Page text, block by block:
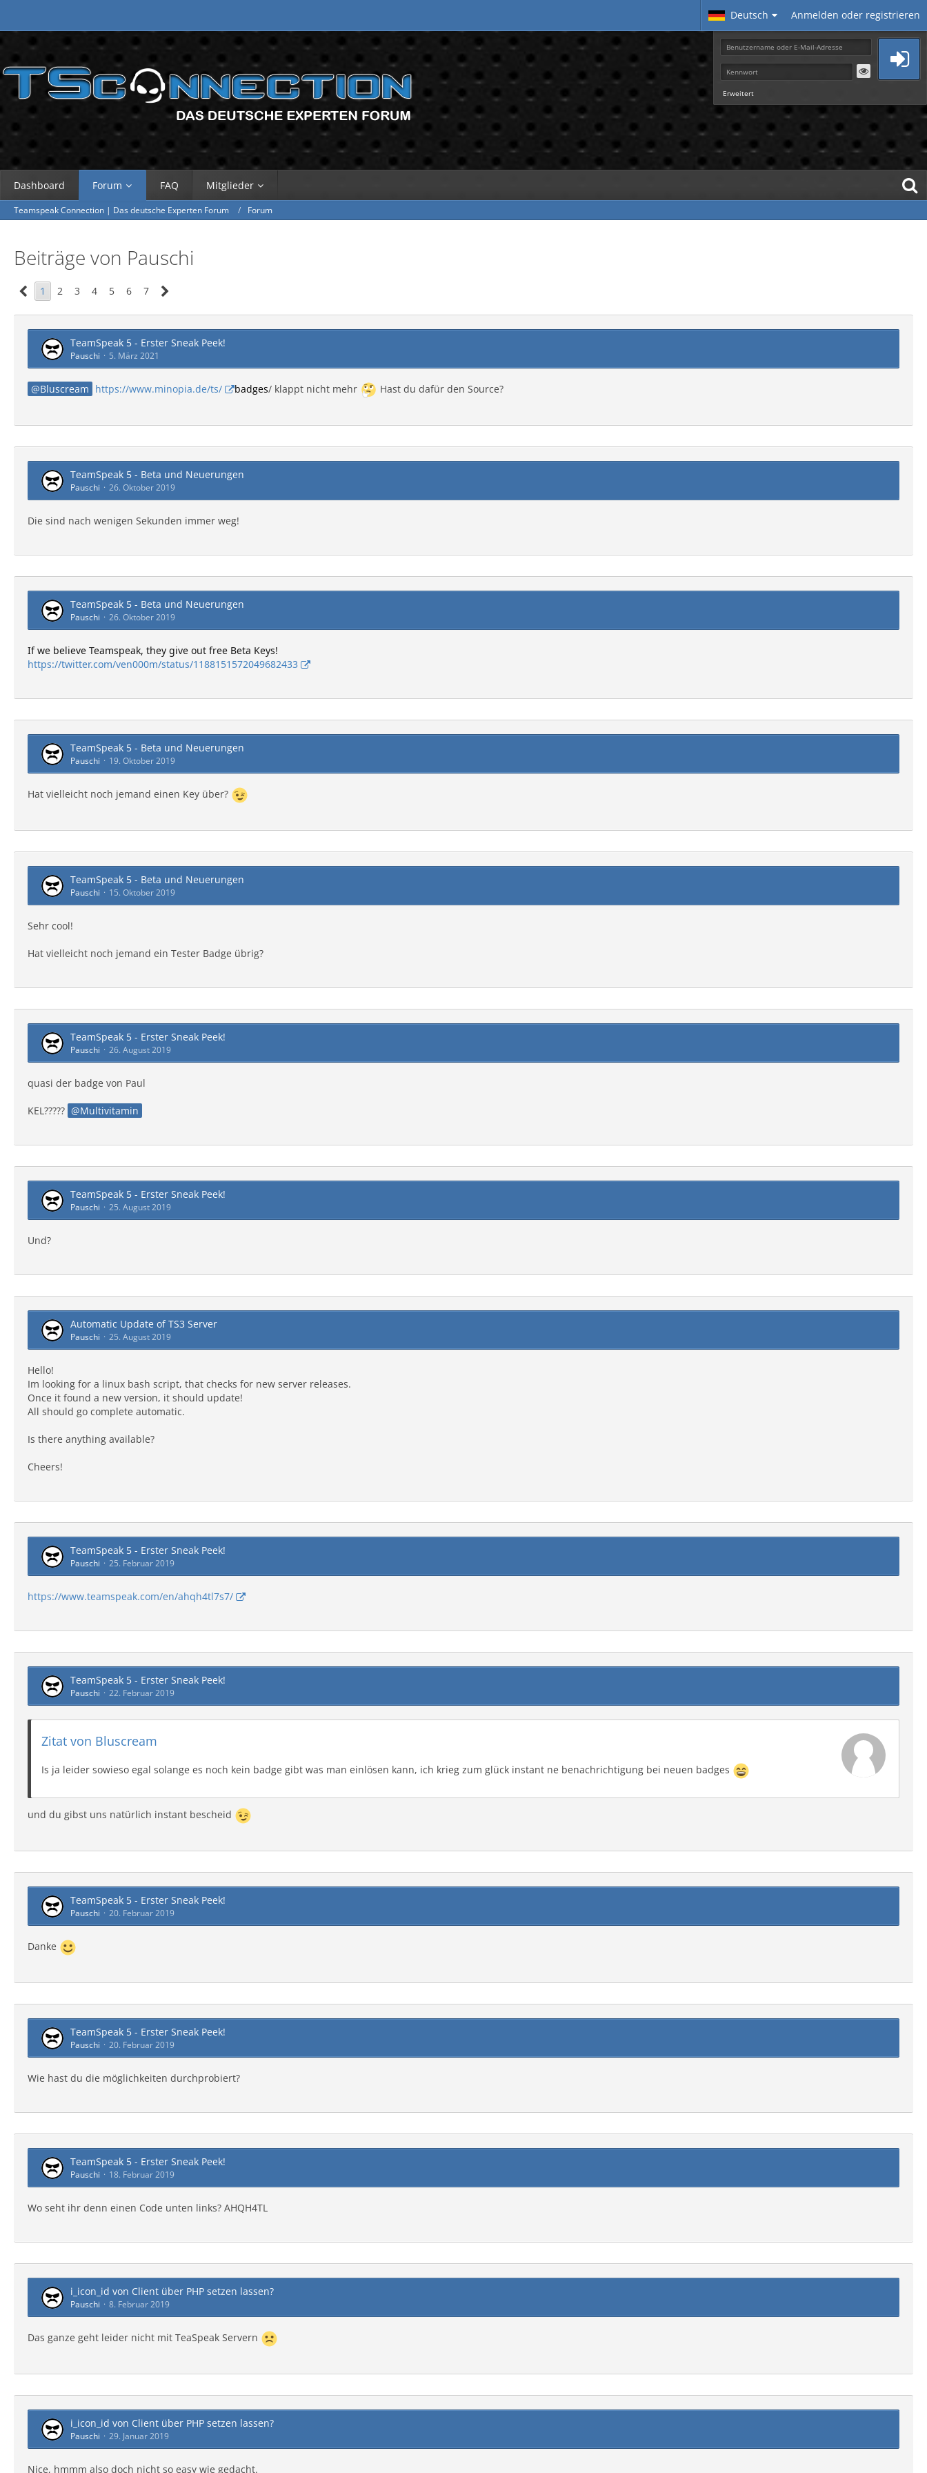
Deutsch Anmelden oder registrieren
Erweitert
Dashboard Forum FAQ Mitglieder
Teamspeak Connection | Das deutsche Experten Forum Forum
Beiträge von Pauschi
1 2 3 4 5 6 7
TeamSpeak 5 - Erster Sneak Peek!
Pauschi 5. März 2021
Bluscream https://www.minopia.de/ts/ badges/ klappt nicht mehr Hast du dafür den Source?
TeamSpeak 5 - Beta und Neuerungen
Pauschi 26. Oktober 2019
Die sind nach wenigen Sekunden immer weg!
TeamSpeak 5 - Beta und Neuerungen
Pauschi 26. Oktober 2019
If we believe Teamspeak, they give out free Beta Keys!
https://twitter.com/ven000m/status/1188151572049682433
TeamSpeak 5 - Beta und Neuerungen
Pauschi 19. Oktober 2019
Hat vielleicht noch jemand einen Key über?
TeamSpeak 5 - Beta und Neuerungen
Pauschi 15. Oktober 2019
Sehr cool!
Hat vielleicht noch jemand ein Tester Badge übrig?
TeamSpeak 5 - Erster Sneak Peek!
Pauschi 26. August 2019
quasi der badge von Paul
KEL????? Multivitamin
TeamSpeak 5 - Erster Sneak Peek!
Pauschi 25. August 2019
Und?
Automatic Update of TS3 Server
Pauschi 25. August 2019
Hello!
Im looking for a linux bash script, that checks for new server releases.
Once it found a new version, it should update!
All should go complete automatic.
Is there anything available?
Cheers!
TeamSpeak 5 - Erster Sneak Peek!
Pauschi 25. Februar 2019
https://www.teamspeak.com/en/ahqh4tl7s7/
TeamSpeak 5 - Erster Sneak Peek!
Pauschi 22. Februar 2019
Zitat von Bluscream
Is ja leider sowieso egal solange es noch kein badge gibt was man einlösen kann, ich krieg zum glück instant ne benachrichtigung bei neuen badges
und du gibst uns natürlich instant bescheid
TeamSpeak 5 - Erster Sneak Peek!
Pauschi 20. Februar 2019
Danke
TeamSpeak 5 - Erster Sneak Peek!
Pauschi 20. Februar 2019
Wie hast du die möglichkeiten durchprobiert?
TeamSpeak 5 - Erster Sneak Peek!
Pauschi 18. Februar 2019
Wo seht ihr denn einen Code unten links? AHQH4TL
i_icon_id von Client über PHP setzen lassen?
Pauschi 8. Februar 2019
Das ganze geht leider nicht mit TeaSpeak Servern
i_icon_id von Client über PHP setzen lassen?
Pauschi 29. Januar 2019
Nice, hmmm also doch nicht so easy wie gedacht.